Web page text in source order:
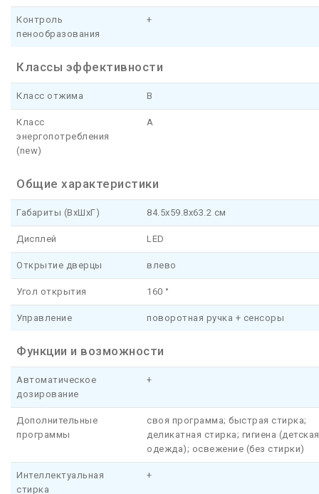
Контроль
пенообразования
+
Классы эффективности
Класс отжима B
Класс
энергопотребления
(new)
A
Общие характеристики
Габариты (ВхШхГ) 84.5x59.8x63.2 см
Дисплей LED
Открытие дверцы влево
Угол открытия 160 °
Управление поворотная ручка + сенсоры
Функции и возможности
Автоматическое
дозирование
+
Дополнительные
программы
своя программа; быстрая стирка;
деликатная стирка; гигиена (детская
одежда); освежение (без стирки)
Интеллектуальная
стирка
+